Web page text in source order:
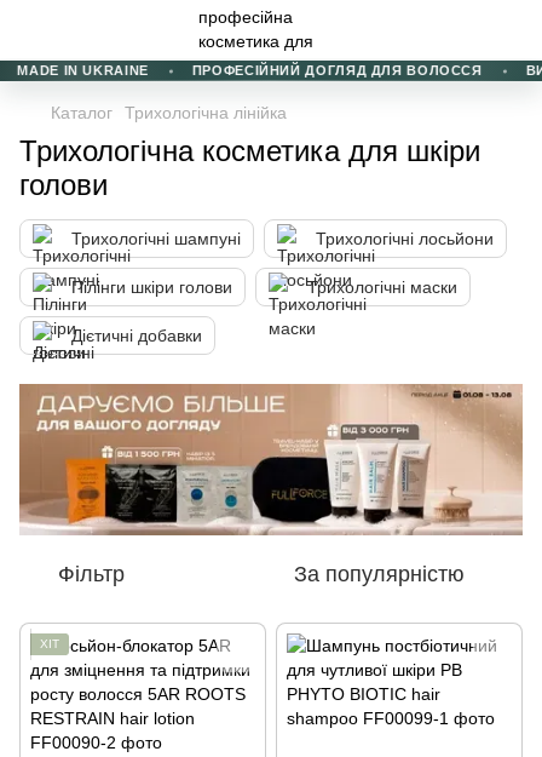
MADE IN UKRAINE ПРОФЕСІЙНИЙ ДОГЛЯД ДЛЯ ВОЛОССЯ
Каталог Трихологічна лінійка
Трихологічна косметика для шкіри
голови
Трихологічні шампуні Трихологічні лосьйони
Пілінги шкіри голови Трихологічні маски
Дієтичні добавки
Фільтр За популярністю
ХІТ